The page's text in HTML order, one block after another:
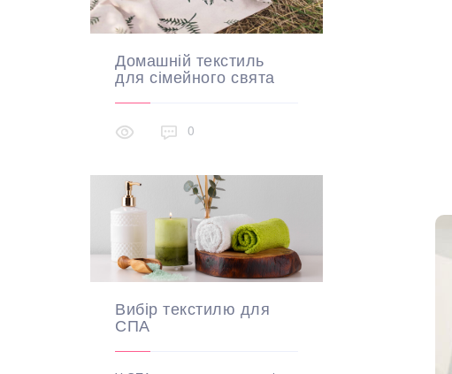
Домашній текстиль
для сімейного свята
0
Вибір текстилю для
СПА